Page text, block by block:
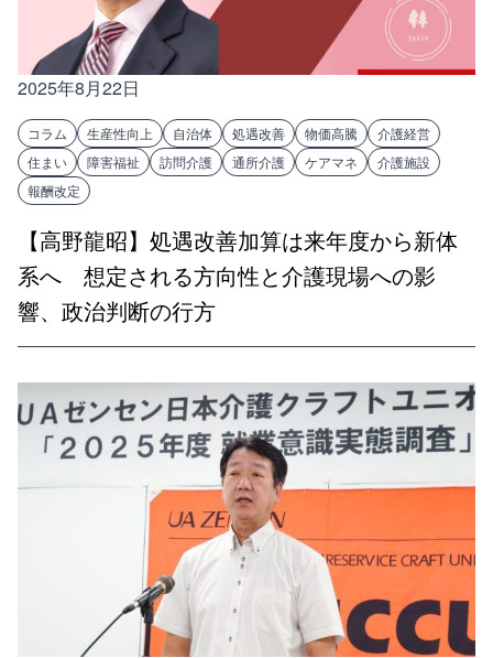
2025年8月22日
コラム 生産性向上 自治体 処遇改善 物価高騰
介護経営
住まい
障害福祉 訪問介護 通所介護 ケアマネ
介護施設
報酬改定
【高野龍昭】処遇改善加算は来年度から新体
系へ 想定される方向性と介護現場への影
響、政治判断の行方